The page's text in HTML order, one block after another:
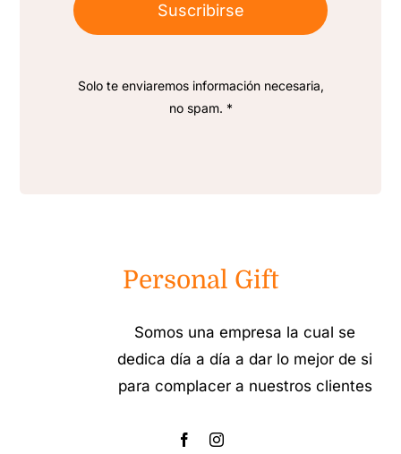
Suscribirse
Solo te enviaremos información necesaria,
no spam. *
Personal Gift
Somos una empresa la cual se
dedica día a día a dar lo mejor de si
para complacer a nuestros clientes